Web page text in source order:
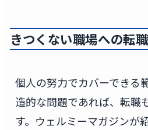
きつくない職場への転
個人の努力でカバーできる
造的な問題であれば、転職
す。ウェルミーマガジンが